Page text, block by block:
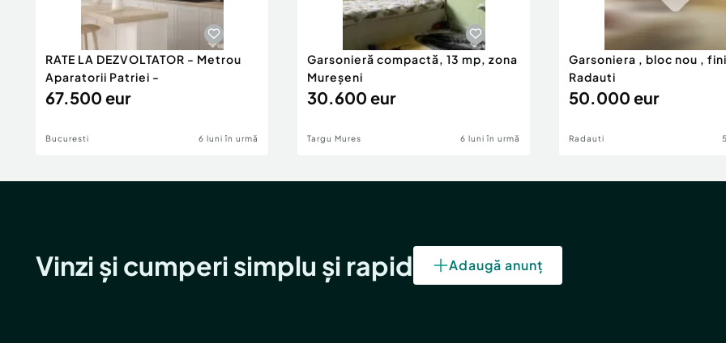
RATE LA DEZVOLTATOR - Metrou
Aparatorii Patriei -
67.500 eur
Bucuresti 6 luni în urmă
Garsonieră compactă, 13 mp, zona
Mureșeni
30.600 eur
Targu Mures 6 luni în urmă
Garsoniera , bloc nou ,
Radauti
50.000 eur
Radauti
Vinzi și cumperi simplu și rapid Adaugă anunț